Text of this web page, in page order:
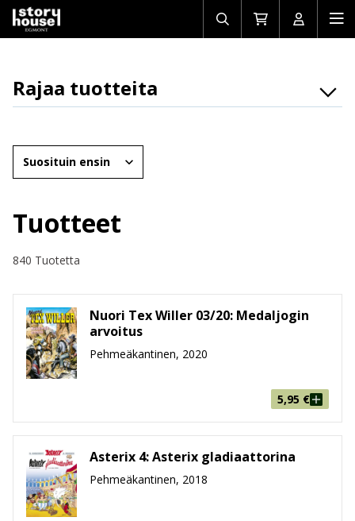
Avaa/sulje
haku
Siirry
ostoskoriin
Avaa/
Rajaa tuotteita
Osasto
Ikäryhmät
Hinta
Järjestä
Tuotteet
840 Tuotetta
Nuori Tex Willer 03/20: Medaljogin
arvoitus
Pehmeäkantinen, 2020
5,95 €
Asterix 4: Asterix gladiaattorina
Pehmeäkantinen, 2018